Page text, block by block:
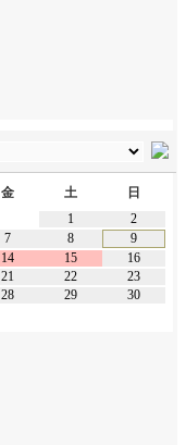
金 土
日
1
2
7 8
9
14 15
16
21 22
23
28 29
30